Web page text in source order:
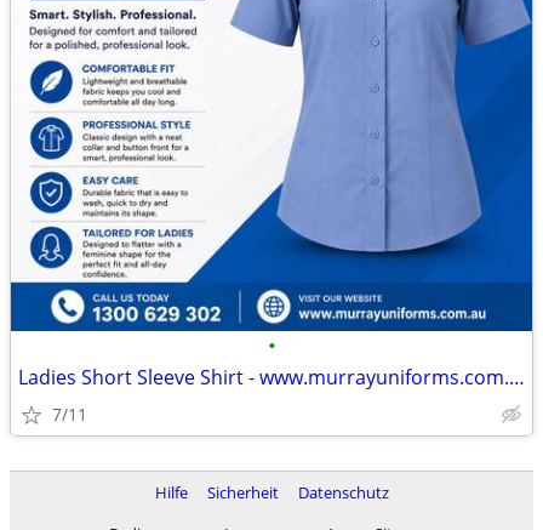
•
Ladies Short Sleeve Shirt - www.murrayuniforms.com.au
7/11
Hilfe Sicherheit
Datenschutz